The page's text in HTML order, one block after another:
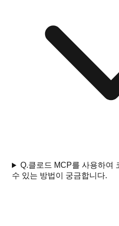
Q.클로드 MCP를 사용하여
수 있는 방법이 궁금합니다.